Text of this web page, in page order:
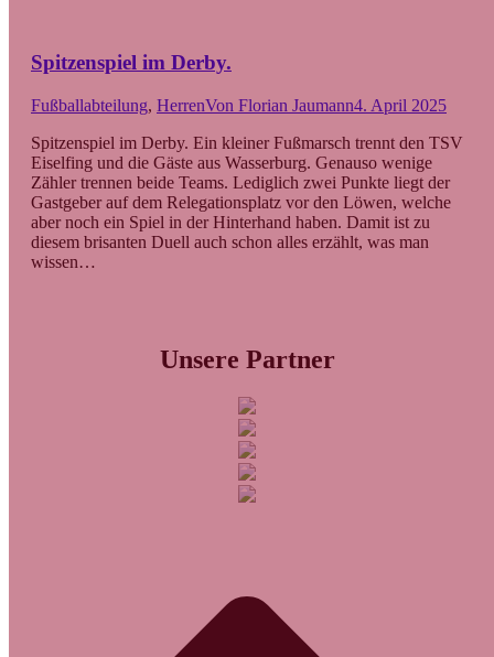
Spitzenspiel im Derby.
Fußballabteilung, HerrenVon Florian Jaumann4. April 2025
Spitzenspiel im Derby. Ein kleiner Fußmarsch trennt den TSV
Eiselfing und die Gäste aus Wasserburg. Genauso wenige
Zähler trennen beide Teams. Lediglich zwei Punkte liegt der
Gastgeber auf dem Relegationsplatz vor den Löwen, welche
aber noch ein Spiel in der Hinterhand haben. Damit ist zu
diesem brisanten Duell auch schon alles erzählt, was man
wissen…
Unsere Partner